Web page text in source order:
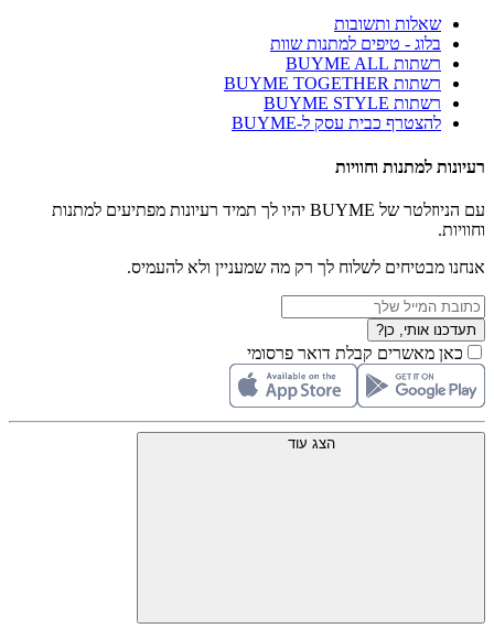
שאלות ותשובות
בלוג - טיפים למתנות שוות
רשתות BUYME ALL
רשתות BUYME TOGETHER
רשתות BUYME STYLE
להצטרף כבית עסק ל-BUYME
רעיונות למתנות וחוויות
עם הניוזלטר של BUYME יהיו לך תמיד רעיונות מפתיעים למתנות
וחוויות.
אנחנו מבטיחים לשלוח לך רק מה שמעניין ולא להעמיס.
תעדכנו אותי, כן?
כאן מאשרים קבלת דואר פרסומי
הצג עוד